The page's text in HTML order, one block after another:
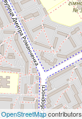
OpenStreetMapcontributors